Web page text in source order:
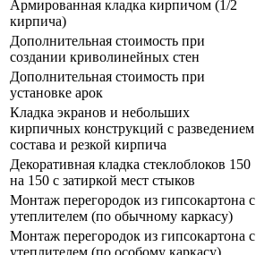
Армированная кладка кирпичом (1/2
кирпича)
Дополнительная стоимость при
создании криволинейных стен
Дополнительная стоимость при
установке арок
Кладка экранов и небольших
кирпичных конструкций с разведением
состава и резкой кирпича
Декоративная кладка стеклоблоков 150
на 150 с затиркой мест стыков
Монтаж перегородок из гипсокартона с
утеплителем (по обычному каркасу)
Монтаж перегородок из гипсокартона с
утеплителем (по особому каркасу)